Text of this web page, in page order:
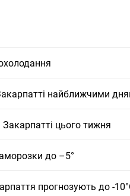
найближчими
цього тижня
до –5°
прогнозують до -